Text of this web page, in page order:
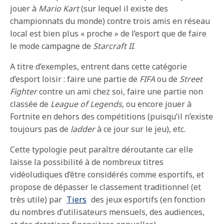
jouer à Mario Kart(sur lequel il existe des
championnats du monde) contre trois amis en réseau
local est bien plus « proche » de l’esport que de faire
le mode campagne de Starcraft II.
A titre d’exemples, entrent dans cette catégorie
d’esport loisir : faire une partie de FIFAou de Street
Fightercontre un ami chez soi, faire une partie non
classée de League of Legends, ou encore jouer à
Fortnite en dehors des compétitions (puisqu’il n’existe
toujours pas de ladderà ce jour sur le jeu), etc.
Cette typologie peut paraître déroutante car elle
laisse la possibilité à de nombreux titres
vidéoludiques d’être considérés comme esportifs, et
propose de dépasser le classement traditionnel (et
très utile) par Tiers des jeux esportifs (en fonction
du nombres d’utilisateurs mensuels, des audiences,